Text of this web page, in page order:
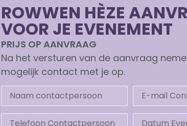
ROWWEN HÈZE
VOOR JE EVENEMENT
PRIJS OP AANVRAAG
Na het versturen van de aanvraag
mogelijk contact met je op.